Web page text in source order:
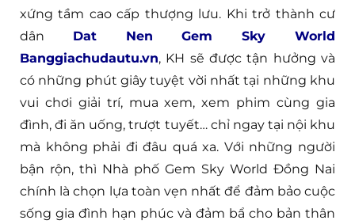
xứng tầm cao cấp thượng lưu. Khi trở thành cư
dân Dat Nen Gem Sky World
Banggiachudautu.vn, KH sẽ được tận hưởng và
có những phút giây tuyệt vời nhất tại những khu
vui chơi giải trí, mua xem, xem phim cùng gia
đình, đi ăn uống, trượt tuyết… chỉ ngay tại nội khu
mà không phải đi đâu quá xa. Với những người
bận rộn, thì Nhà phố Gem Sky World Đồng Nai
chính là chọn lựa toàn vẹn nhất để đảm bảo cuộc
sống gia đình hạn phúc và đảm bẩ cho bản thân